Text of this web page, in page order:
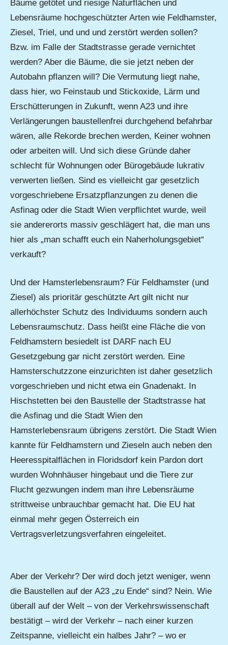
Bäume getötet und riesige Naturflächen und
Lebensräume hochgeschützter Arten wie Feldhamster,
Ziesel, Triel, und und und zerstört werden sollen?
Bzw. im Falle der Stadtstrasse gerade vernichtet
werden? Aber die Bäume, die sie jetzt neben der
Autobahn pflanzen will? Die Vermutung liegt nahe,
dass hier, wo Feinstaub und Stickoxide, Lärm und
Erschütterungen in Zukunft, wenn A23 und ihre
Verlängerungen baustellenfrei durchgehend befahrbar
wären, alle Rekorde brechen werden, Keiner wohnen
oder arbeiten will. Und sich diese Gründe daher
schlecht für Wohnungen oder Bürogebäude lukrativ
verwerten ließen. Sind es vielleicht gar gesetzlich
vorgeschriebene Ersatzpflanzungen zu denen die
Asfinag oder die Stadt Wien verpflichtet wurde, weil
sie andererorts massiv geschlägert hat, die man uns
hier als „man schafft euch ein Naherholungsgebiet“
verkauft?
Und der Hamsterlebensraum? Für Feldhamster (und
Ziesel) als prioritär geschützte Art gilt nicht nur
allerhöchster Schutz des Individuums sondern auch
Lebensraumschutz. Dass heißt eine Fläche die von
Feldhamstern besiedelt ist DARF nach EU
Gesetzgebung gar nicht zerstört werden. Eine
Hamsterschutzzone einzurichten ist daher gesetzlich
vorgeschrieben und nicht etwa ein Gnadenakt. In
Hischstetten bei den Baustelle der Stadtstrasse hat
die Asfinag und die Stadt Wien den
Hamsterlebensraum übrigens zerstört. Die Stadt Wien
kannte für Feldhamstern und Zieseln auch neben den
Heeresspitalflächen in Floridsdorf kein Pardon dort
wurden Wohnhäuser hingebaut und die Tiere zur
Flucht gezwungen indem man ihre Lebensräume
strittweise unbrauchbar gemacht hat. Die EU hat
einmal mehr gegen Österreich ein
Vertragsverletzungsverfahren eingeleitet.
Aber der Verkehr? Der wird doch jetzt weniger, wenn
die Baustellen auf der A23 „zu Ende“ sind? Nein. Wie
überall auf der Welt – von der Verkehrswissenschaft
bestätigt – wird der Verkehr – nach einer kurzen
Zeitspanne, vielleicht ein halbes Jahr? – wo er